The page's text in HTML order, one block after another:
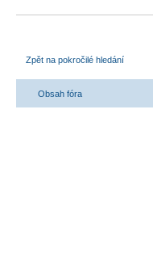
Zpět na pokročilé hledání
Obsah fóra